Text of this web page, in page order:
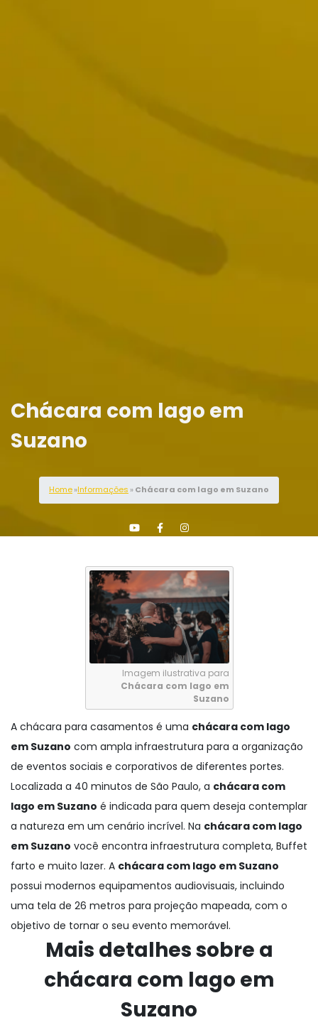
Chácara com lago em
Suzano
Home»Informações »Chácara com lago em Suzano
Imagem ilustrativa para
Chácara com lago em
Suzano
A chácara para casamentos é uma chácara com lago
em Suzano com ampla infraestrutura para a organização
de eventos sociais e corporativos de diferentes portes.
Localizada a 40 minutos de São Paulo, a chácara com
lago em Suzano é indicada para quem deseja contemplar
a natureza em um cenário incrível. Na chácara com lago
em Suzano você encontra infraestrutura completa, Buffet
farto e muito lazer. A chácara com lago em Suzano
possui modernos equipamentos audiovisuais, incluindo
uma tela de 26 metros para projeção mapeada, com o
objetivo de tornar o seu evento memorável.
Mais detalhes sobre a
chácara com lago em
Suzano